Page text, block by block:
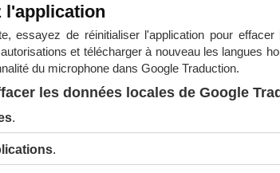
l'application
essayez de réinitialiser l'application pour
et télécharger à nouveau les langues
du microphone dans Google Traduction.
les données locales de Google
.
.